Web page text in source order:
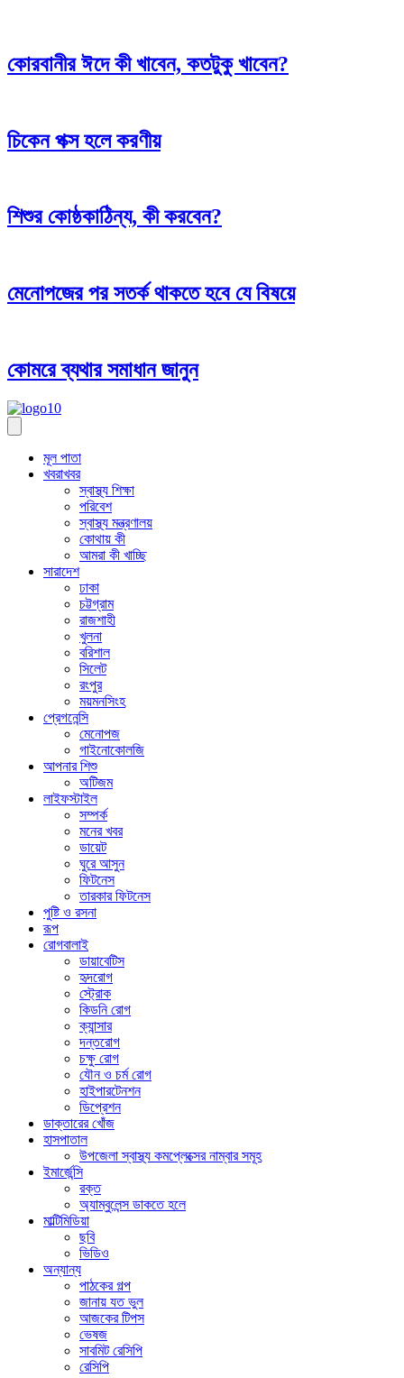
কোরবানীর ঈদে কী খাবেন, কতটুকু খাবেন?
চিকেন পক্স হলে করণীয়
শিশুর কোষ্ঠকাঠিন্য, কী করবেন?
মেনোপজের পর সতর্ক থাকতে হবে যে বিষয়ে
কোমরে ব্যথার সমাধান জানুন
মূল পাতা
খবরাখবর
স্বাস্থ্য শিক্ষা
পরিবেশ
স্বাস্থ্য মন্ত্রণালয়
কোথায় কী
আমরা কী খাচ্ছি
সারাদেশ
ঢাকা
চট্টগ্রাম
রাজশাহী
খুলনা
বরিশাল
সিলেট
রংপুর
ময়মনসিংহ
প্রেগনেন্সি
মেনোপজ
গাইনোকোলজি
আপনার শিশু
অটিজম
লাইফস্টাইল
সম্পর্ক
মনের খবর
ডায়েট
ঘুরে আসুন
ফিটনেস
তারকার ফিটনেস
পুষ্টি ও রসনা
রূপ
রোগবালাই
ডায়াবেটিস
হৃদরোগ
স্ট্রোক
কিডনি রোগ
ক্যান্সার
দন্তরোগ
চক্ষু রোগ
যৌন ও চর্ম রোগ
হাইপারটেনশন
ডিপ্রেশন
ডাক্তারের খোঁজ
হাসপাতাল
উপজেলা স্বাস্থ্য কমপ্লেক্সের নাম্বার সমূহ
ইমার্জেন্সি
রক্ত
অ্যাম্বুলেন্স ডাকতে হলে
মাল্টিমিডিয়া
ছবি
ভিডিও
অন্যান্য
পাঠকের গল্প
জানায় যত ভুল
আজকের টিপস
ভেষজ
সাবমিট রেসিপি
রেসিপি